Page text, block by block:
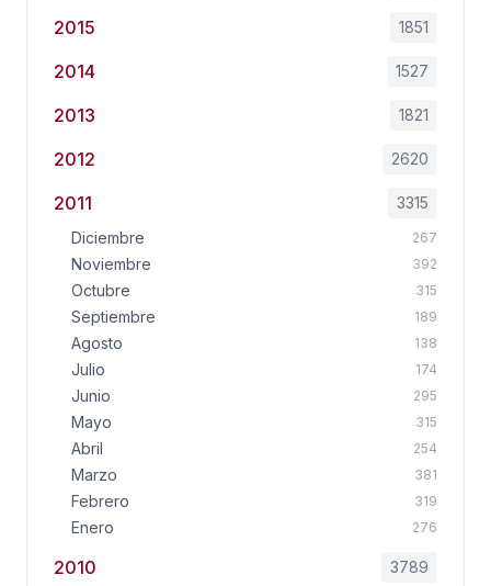
2015 1851
2014 1527
2013 1821
2012 2620
2011
3315
Diciembre
267
Noviembre 392
Octubre 315
Septiembre 189
Agosto 138
Julio 174
Junio 295
Mayo 315
Abril 254
Marzo 381
Febrero 319
Enero 276
2010 3789